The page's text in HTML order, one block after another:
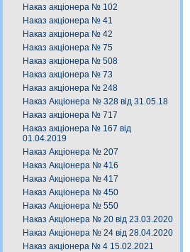
Наказ акціонера № 102
Наказ акціонера № 41
Наказ акціонера № 42
Наказ акціонера № 75
Наказ акціонера № 508
Наказ акціонера № 73
Наказ акціонера № 248
Наказ Акціонера № 328 від 31.05.18
Наказ акціонера № 717
Наказ акціонера № 167 від
01.04.2019
Наказ Акціонера № 207
Наказ Акціонера № 416
Наказ Акціонера № 417
Наказ Акціонера № 450
Наказ Акціонера № 550
Наказ Акціонера № 20 від 23.03.2020
Наказ Акціонера № 24 від 28.04.2020
Наказ акціонера № 4 15.02.2021